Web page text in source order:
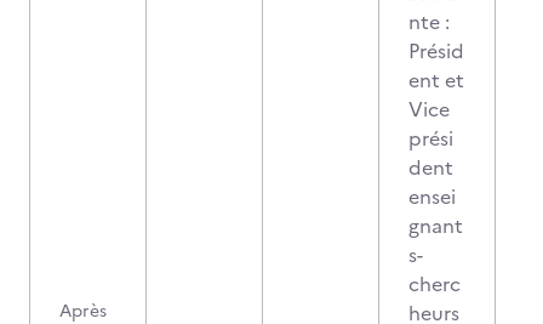
Après
nte :
Présid
ent et
Vice
prési
dent
ensei
gnant
s-
cherc
heurs